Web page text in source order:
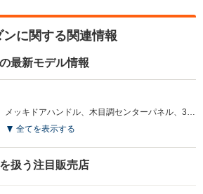
ンに関する関連情報
最新モデル情報
1.5Lに専用フロントグリル、メッキドアハンドル、木目調センターパネル、3本スポークステアリング、クリーンエアフィルター付きフルオートエアコンなどが標準の「エクシード」を追加。ミッションはINVECS-II スポーツモード4AT。(1998.10)
全てを表示する
扱う注目販売店